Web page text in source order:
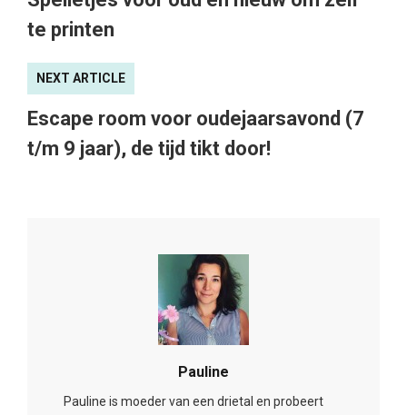
te printen
NEXT ARTICLE
Escape room voor oudejaarsavond (7
t/m 9 jaar), de tijd tikt door!
Pauline
Pauline is moeder van een drietal en probeert